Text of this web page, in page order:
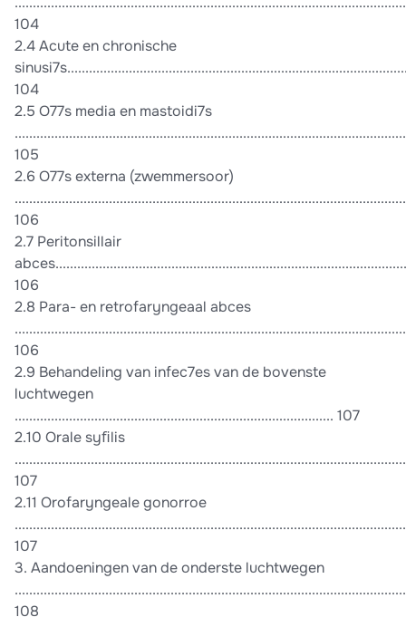
104
2.4 Acute en chronische
104
2.5 O77s media en mastoidi7s
105
2.6 O77s externa (zwemmersoor)
106
2.7 Peritonsillair
106
2.8 Para- en retrofaryngeaal abces
106
2.9 Behandeling van infec7es van de bovenste
luchtwegen
........................................................................................ 107
2.10 Orale syﬁlis
107
2.11 Orofaryngeale gonorroe
107
3. Aandoeningen van de onderste luchtwegen
108